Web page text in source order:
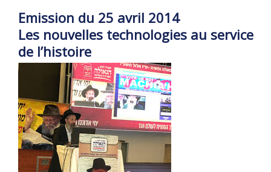
Emission du 25 avril 2014
Les nouvelles technologies au service
de l’histoire